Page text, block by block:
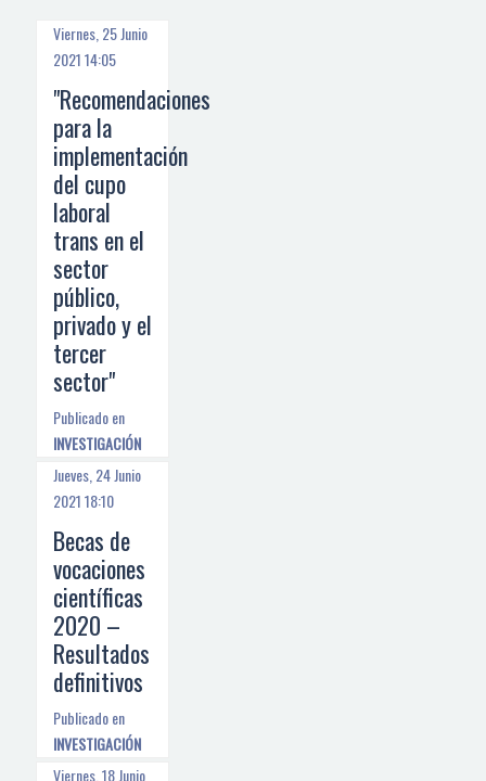
Viernes, 25 Junio
2021 14:05
"Recomendaciones
para la
implementación
del cupo
laboral
trans en el
sector
público,
privado y el
tercer
sector"
Publicado en
INVESTIGACIÓN
Jueves, 24 Junio
2021 18:10
Becas de
vocaciones
científicas
2020 –
Resultados
definitivos
Publicado en
INVESTIGACIÓN
Viernes, 18 Junio